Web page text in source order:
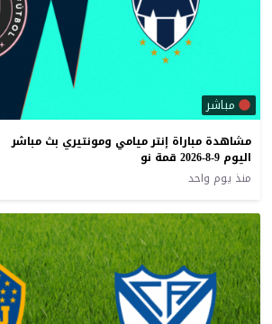
مباشر
مشاهدة مباراة إنتر ميامي ومونتيري بث مباشر
اليوم 9-8-2026 قمة نو
منذ يوم واحد